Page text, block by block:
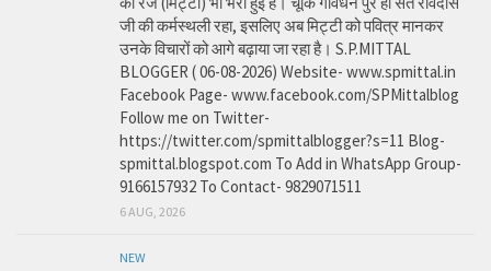
जी की कर्मस्थली रहा, इसलिए अब मिट्टी को पवित्र मानकर
उनके विचारों को आगे बढ़ाया जा रहा है। S.P.MITTAL
BLOGGER ( 06-08-2026) Website- www.spmittal.in
Facebook Page- www.facebook.com/SPMittalblog
Follow me on Twitter-
https://twitter.com/spmittalblogger?s=11 Blog-
spmittal.blogspot.com To Add in WhatsApp Group-
9166157932 To Contact- 9829071511
6 AUG, 2026
NEW